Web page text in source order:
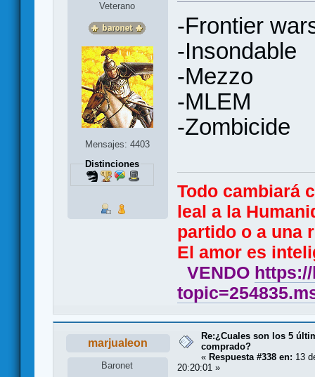
Veterano
Mensajes: 4403
Distinciones
-Frontier
-Insondable
-Mezzo
-MLEM
-Zombicide
Todo cambiará
leal a la
partido o a una
El amor es
VENDO
marjualeon
Baronet
Re:¿Cuales son los 5
comprado?
« Respuesta #338 en: 13
20:20:01 »